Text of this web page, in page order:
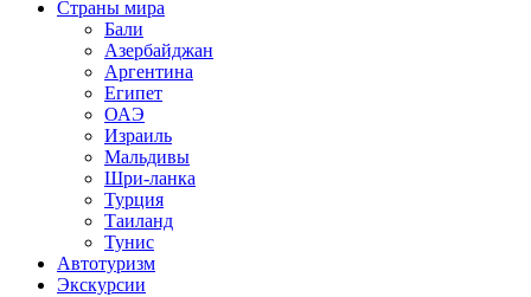
Страны мира
Бали
Азербайджан
Аргентина
Египет
ОАЭ
Израиль
Мальдивы
Шри-ланка
Турция
Таиланд
Тунис
Автотуризм
Экскурсии